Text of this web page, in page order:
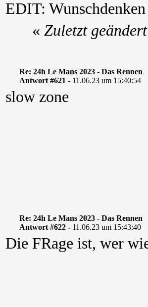
EDIT:
« Zuletzt
Re: 24h Le Mans 2023 - Das Rennen
Antwort #621 - 11.06.23 um 15:40:54
slow zone
Re: 24h Le Mans 2023 - Das Rennen
Antwort #622 - 11.06.23 um 15:43:40
Die FRage ist, wer